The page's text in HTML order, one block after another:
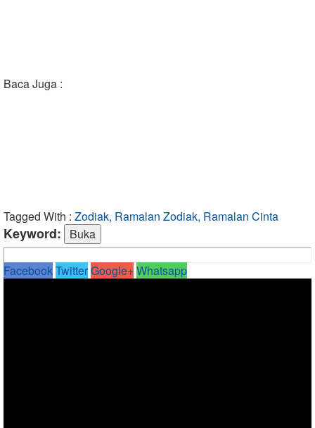
Baca Juga :
Tagged With : Zodiak, Ramalan Zodiak, Ramalan Cinta
Keyword:
FacebookTwitterGoogle+Whatsapp